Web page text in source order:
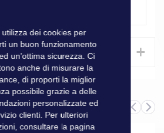
+
Liros
utilizza dei cookies per
un buon funzionamento
un’ottima sicurezza. Ci
anche di misurare la
di proporti la miglior
possibile grazie a delle
personalizzate ed
clienti. Per ulteriori
consultare la pagina